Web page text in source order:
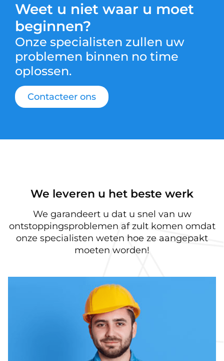
Weet u niet waar u moet
beginnen?
Onze specialisten zullen uw
problemen binnen no time
oplossen.
Contacteer ons
We leveren u het beste werk
We garandeert u dat u snel van uw
ontstoppingsproblemen af zult komen omdat
onze specialisten weten hoe ze aangepakt
moeten worden!